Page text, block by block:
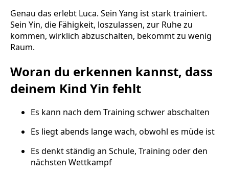
Genau das erlebt Luca. Sein Yang ist stark trainiert.
Sein Yin, die Fähigkeit, loszulassen, zur Ruhe zu
kommen, wirklich abzuschalten, bekommt zu wenig
Raum.
Woran du erkennen kannst, dass
deinem Kind Yin fehlt
Es kann nach dem Training schwer abschalten
Es liegt abends lange wach, obwohl es müde ist
Es denkt ständig an Schule, Training oder den
nächsten Wettkampf